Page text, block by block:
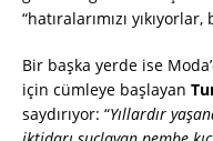
“hatıralarımızı
Bir başka yerde ise
için cümleye başlayan
saydırıyor: “Yıllardır